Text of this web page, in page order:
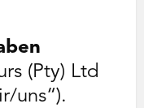
(Pty) Ltd
uns“).